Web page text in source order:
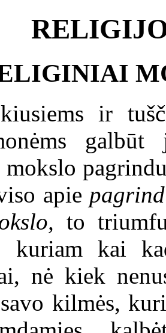
ir
galbūt
apie
to
kuriam kai
nė kiek
kilmės,